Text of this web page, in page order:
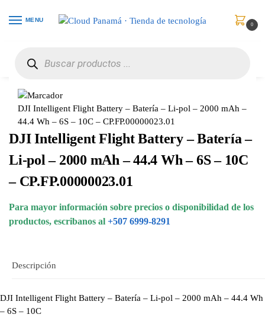
MENU
0
DJI Intelligent Flight Battery – Batería – Li-pol – 2000 mAh –
44.4 Wh – 6S – 10C – CP.FP.00000023.01
DJI Intelligent Flight Battery – Batería –
Li-pol – 2000 mAh – 44.4 Wh – 6S – 10C
– CP.FP.00000023.01
Para mayor información sobre precios o disponibilidad de los
productos, escribanos al +507 6999-8291
Descripción
DJI Intelligent Flight Battery – Batería – Li-pol – 2000 mAh – 44.4 Wh
– 6S – 10C